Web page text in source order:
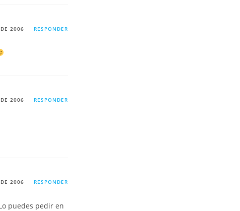
2006 RESPONDER
2006 RESPONDER
2006 RESPONDER
puedes pedir en